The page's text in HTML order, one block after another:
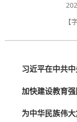
【
习近平在中共
加快建设教育强
为中华民族伟